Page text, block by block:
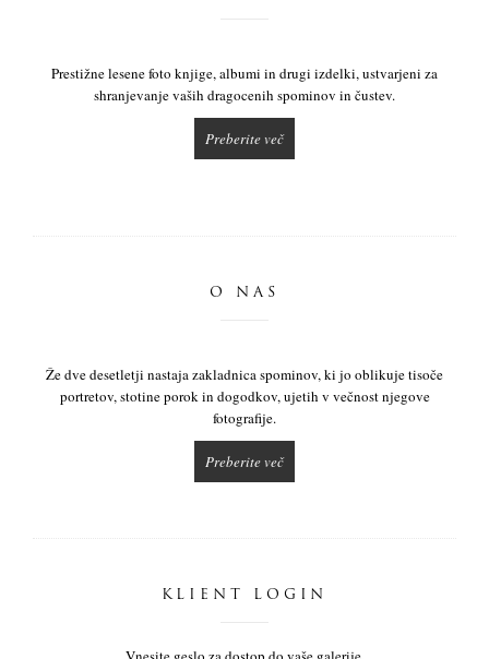
Prestižne lesene foto knjige, albumi in drugi izdelki, ustvarjeni za
shranjevanje vaših dragocenih spominov in čustev.
Preberite več
O NAS
Že dve desetletji nastaja zakladnica spominov, ki jo oblikuje tisoče
portretov, stotine porok in dogodkov, ujetih v večnost njegove
fotografije.
Preberite več
KLIENT LOGIN